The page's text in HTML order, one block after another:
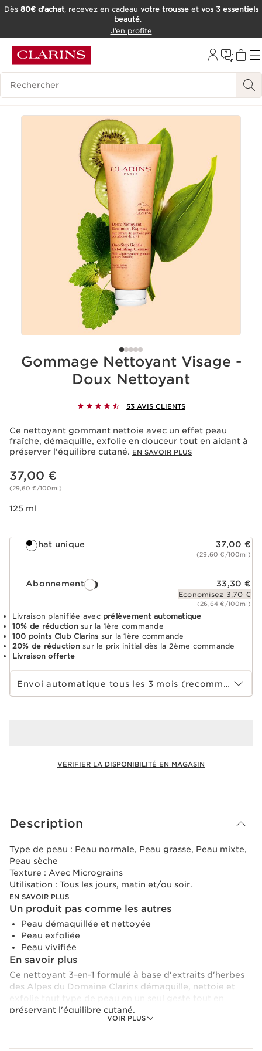
OUTIL D'ACCESSIBILITÉ
Dès 80€ d’achat, recevez en cadeau votre trousseet vos 3 essentiels
beauté.
J’en profite
Historique des recherches
Gommage Nettoyant Visage​ -
Doux Nettoyant
53 AVIS CLIENTS
Ce nettoyant gommant nettoie avec un effet peau
fraîche, démaquille, exfolie en douceur tout en aidant à
préserver l'équilibre cutané. EN SAVOIR PLUS
Nouveau prix 37,00 €
37,00 €
(29,60 €/100ml)
125 ml
Achat unique 37,00 €
(29,60 €/100ml)
Abonnement 33,30 €
Economisez 3,70 €
(26,64 €/100ml)
Livraison planifiée avec prélèvement automatique
10% de réductionsur la 1ère commande
100 points Club Clarins sur la 1ère commande
20% de réductionsur le prix initial dès la 2ème commande
Livraison offerte
Choisir la période d''abonnement
Envoi automatique tous les 3 mois (recommandé)
VÉRIFIER LA DISPONIBILITÉ EN MAGASIN
Description
VOIR PLUS
Type de peau : Peau normale, Peau grasse, Peau mixte,
Peau sèche
Texture : Avec Micrograins
Utilisation : Tous les jours, matin et/ou soir.
EN SAVOIR PLUS
Un produit pas comme les autres
Peau démaquillée et nettoyée
Peau exfoliée
Peau vivifiée
En savoir plus
Ce nettoyant 3-en-1 formulé à base d'extraits d'herbes
des Alpes du Domaine Clarins démaquille, nettoie et
préservant l'équilibre cutané.
Formulée à base d'extraits bio de saponaire et de kiwi, il